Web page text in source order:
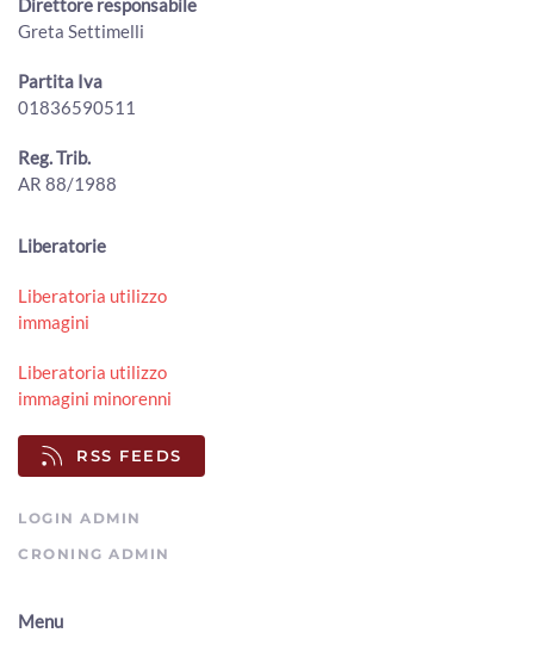
un gesto che salva la vita”
00:01:25 - Lunedì, 03 Agosto 2026
Cortona, all’eremo de Le Celle la scultura San Francesco e
00:02:18 - Sabato, 01 Agosto 2026
ArezzoTV
Lucacci (Fdi): "giornalisti danno notizie false e infondate".
La lettera dell'Odg "inaccettabile"
00:01:50 - Venerdì, 31 Luglio 2026
Direttore responsabile
Greta Settimelli
Partita Iva
01836590511
Reg. Trib.
AR 88/1988
Liberatorie
Liberatoria utilizzo
immagini
Liberatoria utilizzo
immagini minorenni
RSS FEEDS
LOGIN ADMIN
CRONING ADMIN
Menu